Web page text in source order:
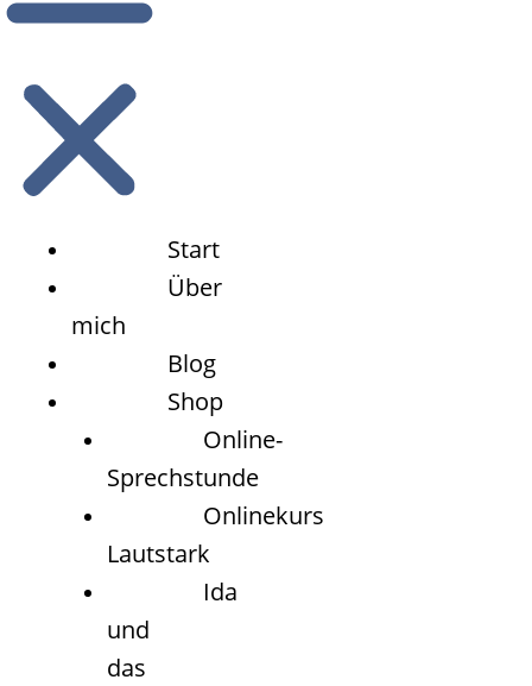
Start
Über
mich
Blog
Shop
Online-
Sprechstunde
Onlinekurs
Lautstark
Ida
und
das